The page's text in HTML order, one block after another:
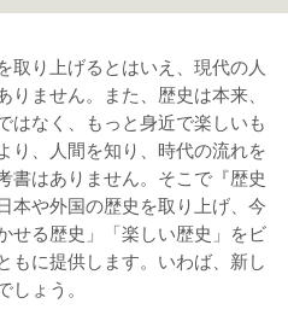
り上げるとはいえ、現代の人
ません。また、歴史は本来、
はなく、もっと身近で楽しいも
り、人間を知り、時代の流れを
書はありません。そこで『歴史
本や外国の歴史を取り上げ、今
せる歴史」「楽しい歴史」をビ
もに提供します。いわば、新し
しょう。